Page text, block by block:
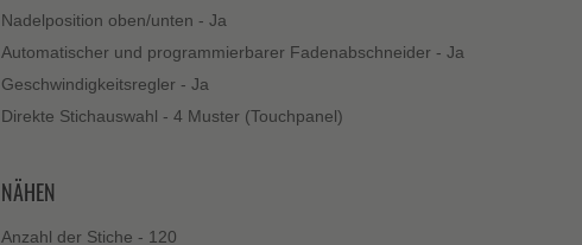
Nadelposition oben/unten - Ja
Automatischer und programmierbarer Fadenabschneider - Ja
Geschwindigkeitsregler - Ja
Direkte Stichauswahl - 4 Muster (Touchpanel)
NÄHEN
Anzahl der Stiche - 120